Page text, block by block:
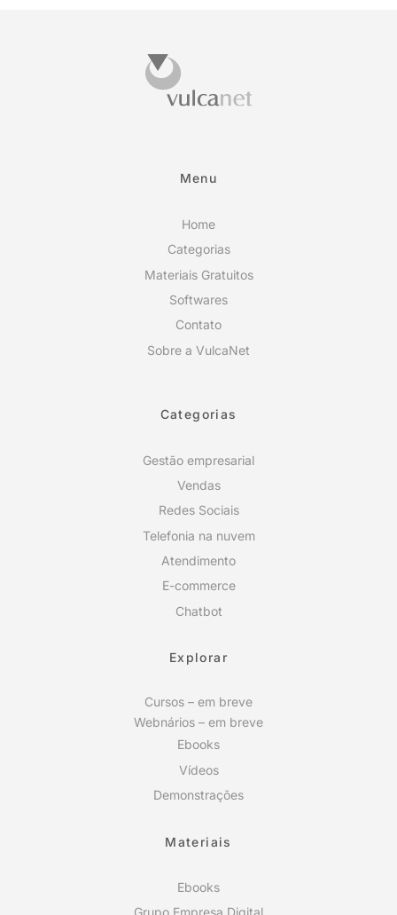
Menu
Home
Categorias
Materiais Gratuitos
Softwares
Contato
Sobre a VulcaNet
Categorias
Gestão empresarial
Vendas
Redes Sociais
Telefonia na nuvem
Atendimento
E-commerce
Chatbot
Explorar
Cursos – em breve
Webnários – em breve
Ebooks
Vídeos
Demonstrações
Materiais
Ebooks